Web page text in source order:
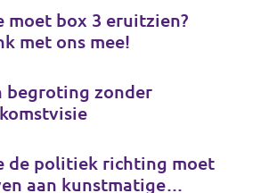
moet box 3 eruitzien?
met ons mee!
begroting zonder
de politiek richting moet
aan kunstmatige